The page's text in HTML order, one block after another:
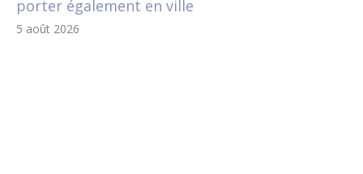
porter également en ville
5 août 2026